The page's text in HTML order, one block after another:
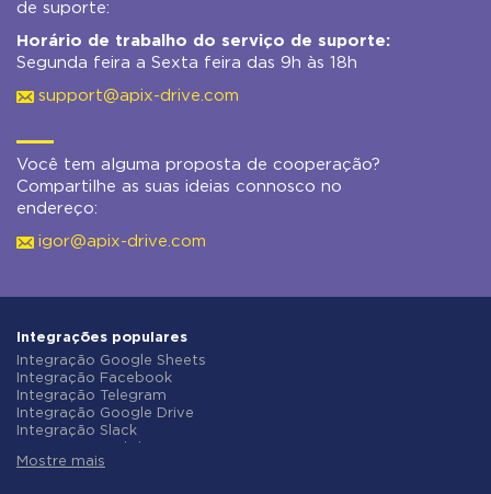
de suporte:
Horário de trabalho do serviço de suporte:
Segunda feira a Sexta feira das 9h às 18h
support@apix-drive.com
Você tem alguma proposta de cooperação?
Compartilhe as suas ideias connosco no
endereço:
igor@apix-drive.com
Integrações populares
Integração Google Sheets
Integração Facebook
Integração Telegram
Integração Google Drive
Integração Slack
Integração Gmail
Mostre mais